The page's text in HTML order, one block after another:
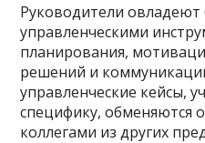
Руководители
управленческими
планирования,
решений и
управленческие кейсы,
специфику, обменяются
коллегами из других